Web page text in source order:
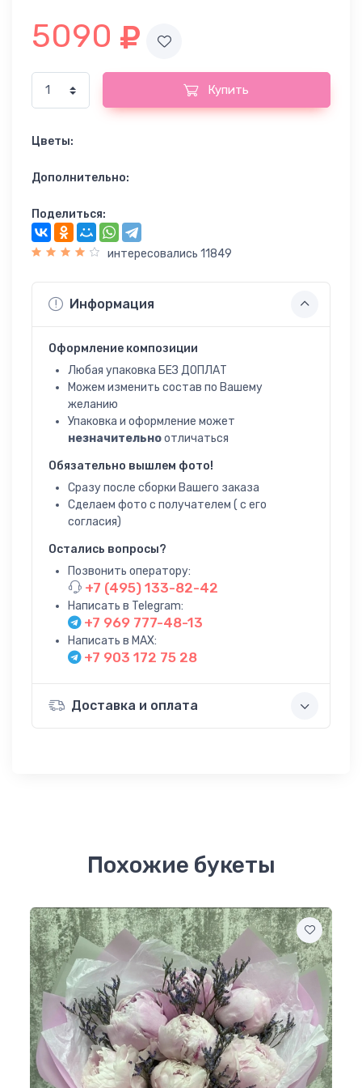
5090
Купить
Цветы:
Дополнительно:
Поделиться:
интересовались 11849
Информация
Оформление композиции
Любая упаковка БЕЗ ДОПЛАТ
Можем изменить состав по Вашему
желанию
Упаковка и оформление может
незначительноотличаться
Обязательно вышлем фото!
Сразу после сборки Вашего заказа
Сделаем фото с получателем ( с его
согласия)
Остались вопросы?
Позвонить оператору:
+7 (495) 133-82-42
Написать в Telegram:
+7 969 777-48-13
Написать в MAX:
+7 903 172 75 28
Доставка и оплата
Похожие букеты